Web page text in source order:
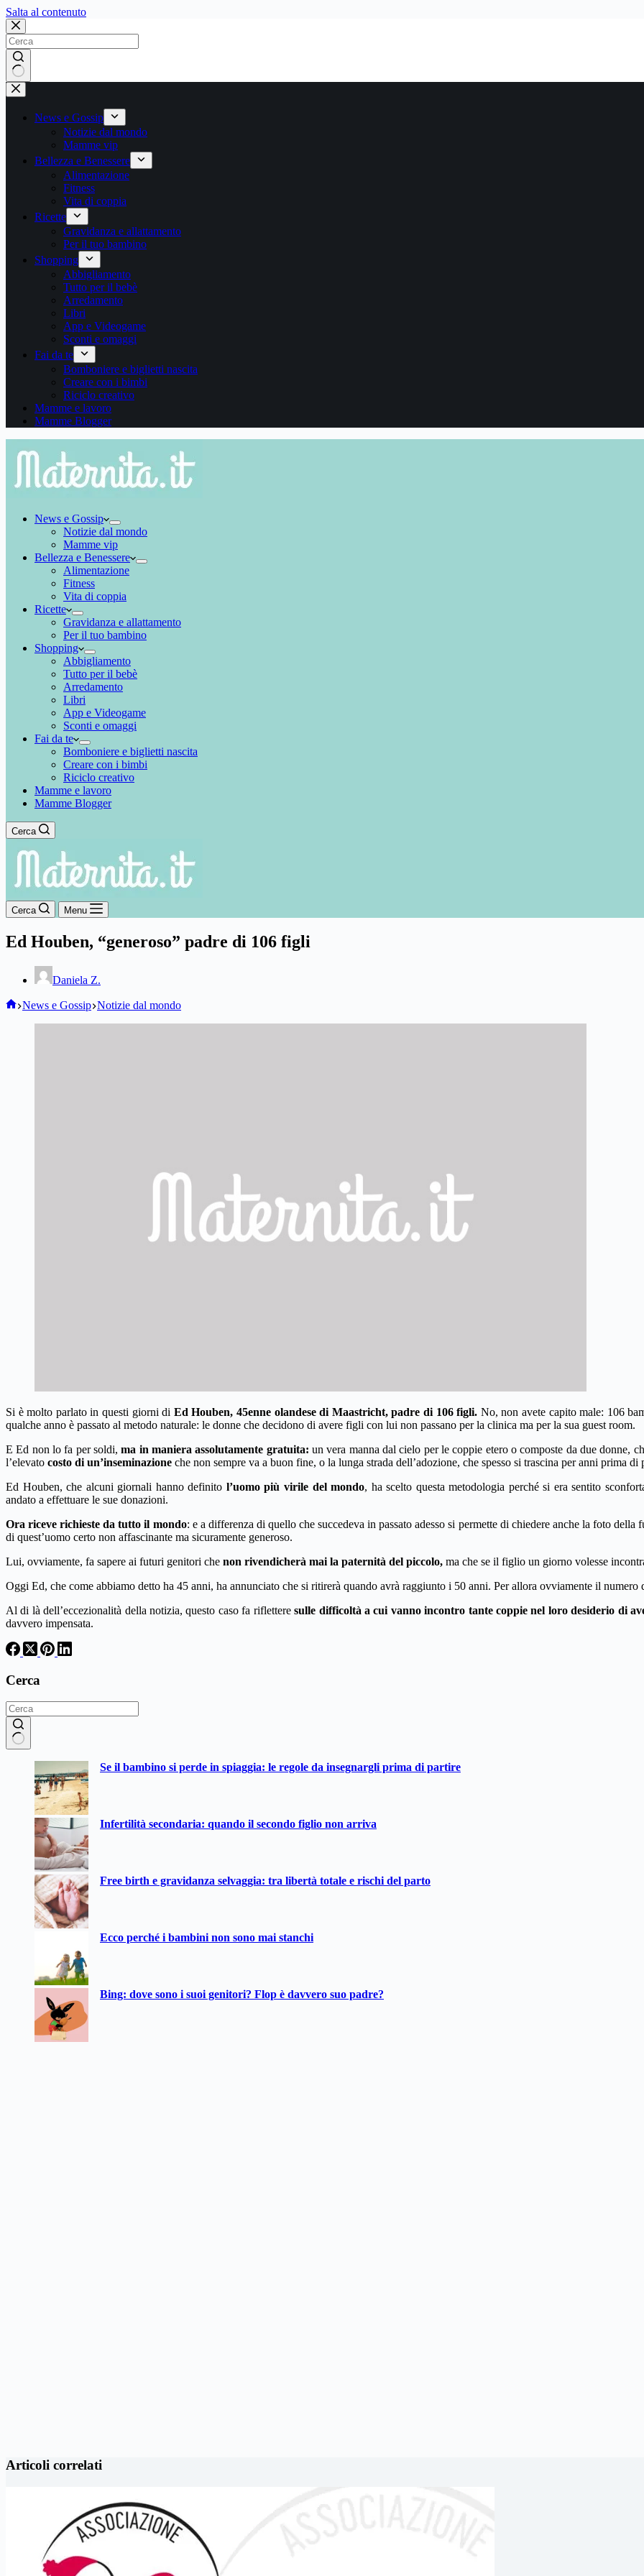
Salta al contenutoSalta
contenuto
Nessun
risultato
News e Gossip
Notizie dal mondo
Mamme vip
Bellezza e Benessere
Alimentazione
Fitness
Vita di coppia
Ricette
Gravidanza e allattamento
Per il tuo bambino
Shopping
Abbigliamento
Tutto per il bebè
Arredamento
Libri
App e Videogame
Sconti e omaggi
Fai da te
Bomboniere e biglietti nascita
Creare con i bimbi
Riciclo creativo
Mamme e lavoro
Mamme Blogger
News e Gossip
Notizie dal mondo
Mamme vip
Bellezza e Benessere
Alimentazione
Fitness
Vita di coppia
Ricette
Gravidanza e allattamento
Per il tuo bambino
Shopping
Abbigliamento
Tutto per il bebè
Arredamento
Libri
App e Videogame
Sconti e omaggi
Fai da te
Bomboniere e biglietti nascita
Creare con i bimbi
Riciclo creativo
Mamme e lavoro
Mamme Blogger
Cerca
Cerca Menu
Ed Houben, “generoso” padre di 106 figli
Daniela Z.
Home
News e Gossip Notizie dal mondo
Si è molto parlato in questi giorni di Ed Houben, 45enne olandese di Maastricht, padre di 106 figli. No, non avete capito male: 106
qualche anno è passato al metodo naturale: le donne che decidono di avere figli con lui non passano per la clinica ma per la sua guest room.
E Ed non lo fa per soldi, ma in maniera assolutamente gratuita: un vera manna dal cielo per le coppie etero o composte da due donne,
l’elevato costo di un’inseminazione che non sempre va a buon fine, o la lunga strada dell’adozione, che spesso si trascina per anni prima
Ed Houben, che alcuni giornali hanno definito l’uomo più virile del mondo, ha scelto questa metodologia perché si era sentito
andato a effettuare le sue donazioni.
Ora riceve richieste da tutto il mondo: e a differenza di quello che succedeva in passato adesso si permette di chiedere anche la foto
di quest’uomo certo non affascinante ma sicuramente generoso.
Lui, ovviamente, fa sapere ai futuri genitori che non rivendicherà mai la paternità del piccolo, ma che se il figlio un giorno volesse
Oggi Ed, che come abbiamo detto ha 45 anni, ha annunciato che si ritirerà quando avrà raggiunto i 50 anni. Per allora ovviamente il
Al di là dell’eccezionalità della notizia, questo caso fa rifletteresulle difficoltà a cui vanno incontro tante coppie nel loro desiderio di
davvero impensata.
Cerca
Se il bambino si perde in spiaggia: le regole da insegnargli prima di partire
Infertilità secondaria: quando il secondo figlio non arriva
Free birth e gravidanza selvaggia: tra libertà totale e rischi del parto
Ecco perché i bambini non sono mai stanchi
Bing: dove sono i suoi genitori? Flop è davvero suo padre?
Articoli correlati